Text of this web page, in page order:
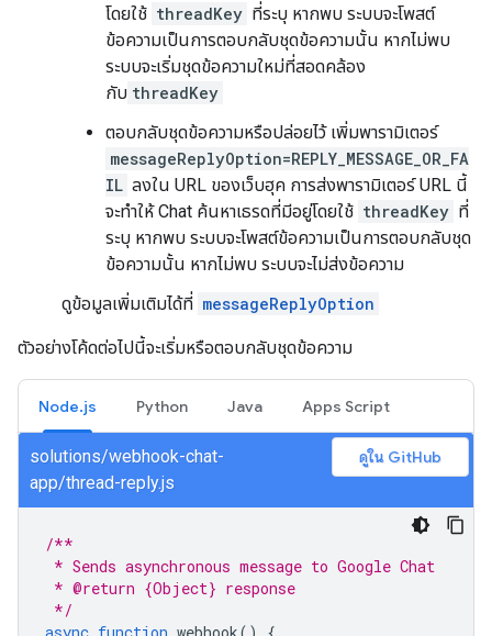
โดยใช้ threadKey ที่ระบุ หากพบ ระบบจะโพสต์
ข้อความเป็นการตอบกลับชุดข้อความนั้น หากไม่พบ
ระบบจะเริ่มชุดข้อความใหม่ที่สอดคล้อง
กับ threadKey
ตอบกลับชุดข้อความหรือปล่อยไว้ เพิ่มพารามิเตอร์
messageReplyOption=REPLY_MESSAGE_OR_FA
IL ลงใน URL ของเว็บฮุค การส่งพารามิเตอร์ URL นี้
จะทำให้ Chat ค้นหาเธรดที่มีอยู่โดยใช้ threadKey ที่
ระบุ หากพบ ระบบจะโพสต์ข้อความเป็นการตอบกลับชุด
ข้อความนั้น หากไม่พบ ระบบจะไม่ส่งข้อความ
ดูข้อมูลเพิ่มเติมได้ที่ messageReplyOption
ตัวอย่างโค้ดต่อไปนี้จะเริ่มหรือตอบกลับชุดข้อความ
Node.js Python Java Apps Script
solutions/webhook-chat-
app/thread-reply.js
ดูใน GitHub
/**
* Sends asynchronous message to Google Chat
* @return {Object} response
*/